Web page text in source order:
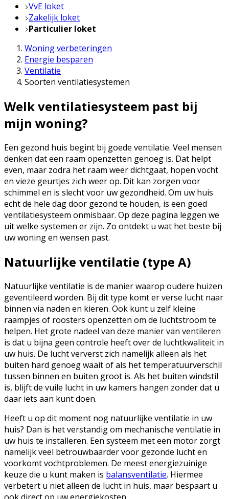
VvE loket
Zakelijk loket
Particulier loket
Woning verbeteringen
Energie besparen
Ventilatie
Soorten ventilatiesystemen
Welk ventilatiesysteem past bij
mijn woning?
Een gezond huis begint bij goede ventilatie. Veel mensen
denken dat een raam openzetten genoeg is. Dat helpt
even, maar zodra het raam weer dichtgaat, hopen vocht
en vieze geurtjes zich weer op. Dit kan zorgen voor
schimmel en is slecht voor uw gezondheid. Om uw huis
echt de hele dag door gezond te houden, is een goed
ventilatiesysteem onmisbaar. Op deze pagina leggen we
uit welke systemen er zijn. Zo ontdekt u wat het beste bij
uw woning en wensen past.
Natuurlijke ventilatie (type A)
Natuurlijke ventilatie is de manier waarop oudere huizen
geventileerd worden. Bij dit type komt er verse lucht naar
binnen via naden en kieren. Ook kunt u zelf kleine
raampjes of roosters openzetten om de luchtstroom te
helpen. Het grote nadeel van deze manier van ventileren
is dat u bijna geen controle heeft over de luchtkwaliteit in
uw huis. De lucht ververst zich namelijk alleen als het
buiten hard genoeg waait of als het temperatuurverschil
tussen binnen en buiten groot is. Als het buiten windstil
is, blijft de vuile lucht in uw kamers hangen zonder dat u
daar iets aan kunt doen.
Heeft u op dit moment nog natuurlijke ventilatie in uw
huis? Dan is het verstandig om mechanische ventilatie in
uw huis te installeren. Een systeem met een motor zorgt
namelijk veel betrouwbaarder voor gezonde lucht en
voorkomt vochtproblemen. De meest energiezuinige
keuze die u kunt maken is balansventilatie. Hiermee
verbetert u niet alleen de lucht in huis, maar bespaart u